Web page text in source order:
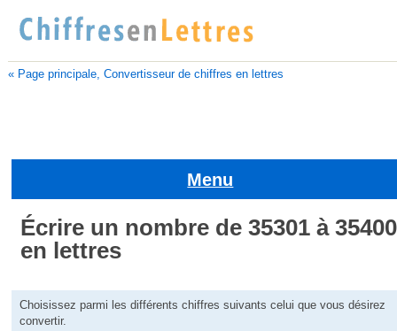
« Page principale, Convertisseur de chiffres en lettres
Menu
Écrire un nombre de 35301 à 35400
en lettres
Choisissez parmi les différents chiffres suivants celui que vous désirez
convertir.